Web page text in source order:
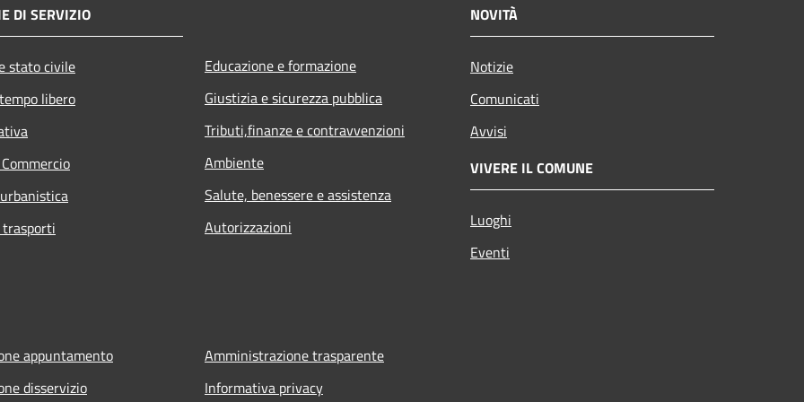
DI SERVIZIO
stato civile
libero
Educazione e formazione
Giustizia e sicurezza pubblica
Tributi,finanze e contravvenzioni
Ambiente
Salute, benessere e assistenza
Autorizzazioni
NOVITÀ
Notizie
Comunicati
Avvisi
VIVERE IL COMUNE
Luoghi
Eventi
appuntamento
disservizio
Amministrazione trasparente
Informativa privacy